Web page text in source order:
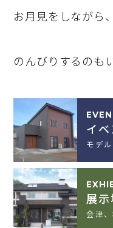
お月見をしながら
のんびりするのも
イベ
モデ
展示
会津